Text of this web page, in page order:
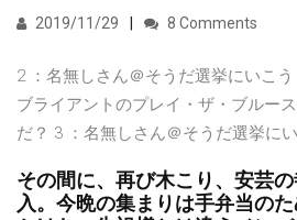
2019/11/29 8 Comments
2 ：名無しさん＠そうだ選挙にいこう
ブライアントのプレイ・ザ・ブルー
だ？ 3 ：名無しさん＠そうだ選挙に
その間に、再び木こり、安芸
入。今晩の集まりは手弁当の